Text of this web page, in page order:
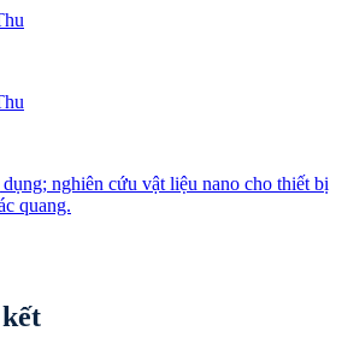
nghiên cứu vật liệu nano cho thiết bị
quang.